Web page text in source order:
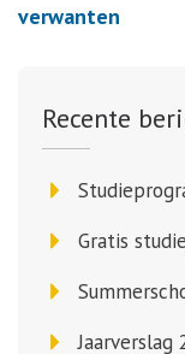
verwanten
Recente
Gratis
Jaarverslag